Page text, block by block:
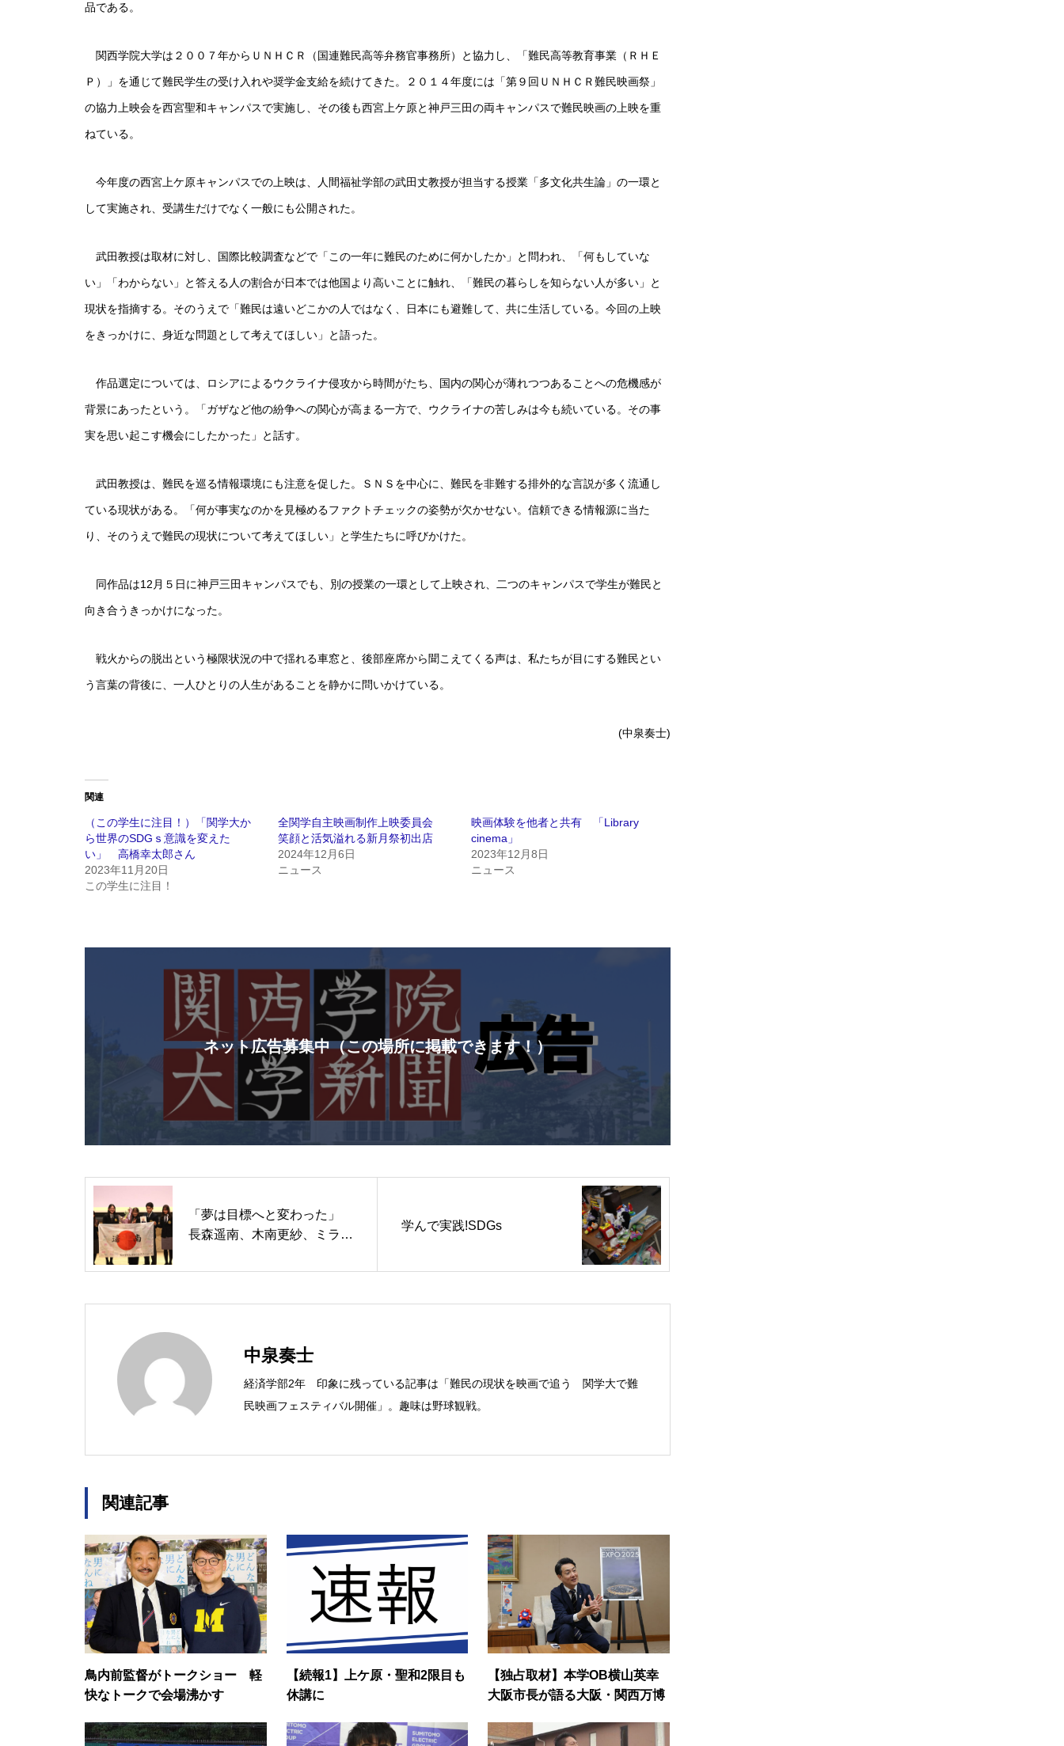
品である。
関西学院大学は２００７年からＵＮＨＣＲ（国連難民高等弁務官事務所）と協力し、「難民高等教育事業（ＲＨＥ
Ｐ）」を通じて難民学生の受け入れや奨学金支給を続けてきた。２０１４年度には「第９回ＵＮＨＣＲ難民映画祭」
の協力上映会を西宮聖和キャンパスで実施し、その後も西宮上ケ原と神戸三田の両キャンパスで難民映画の上映を重
ねている。
今年度の西宮上ケ原キャンパスでの上映は、人間福祉学部の武田丈教授が担当する授業「多文化共生論」の一環と
して実施され、受講生だけでなく一般にも公開された。
武田教授は取材に対し、国際比較調査などで「この一年に難民のために何かしたか」と問われ、「何もしていな
い」「わからない」と答える人の割合が日本では他国より高いことに触れ、「難民の暮らしを知らない人が多い」と
現状を指摘する。そのうえで「難民は遠いどこかの人ではなく、日本にも避難して、共に生活している。今回の上映
をきっかけに、身近な問題として考えてほしい」と語った。
作品選定については、ロシアによるウクライナ侵攻から時間がたち、国内の関心が薄れつつあることへの危機感が
背景にあったという。「ガザなど他の紛争への関心が高まる一方で、ウクライナの苦しみは今も続いている。その事
実を思い起こす機会にしたかった」と話す。
武田教授は、難民を巡る情報環境にも注意を促した。ＳＮＳを中心に、難民を非難する排外的な言説が多く流通し
ている現状がある。「何が事実なのかを見極めるファクトチェックの姿勢が欠かせない。信頼できる情報源に当た
り、そのうえで難民の現状について考えてほしい」と学生たちに呼びかけた。
同作品は12月５日に神戸三田キャンパスでも、別の授業の一環として上映され、二つのキャンパスで学生が難民と
向き合うきっかけになった。
戦火からの脱出という極限状況の中で揺れる車窓と、後部座席から聞こえてくる声は、私たちが目にする難民とい
う言葉の背後に、一人ひとりの人生があることを静かに問いかけている。
(中泉奏士)
関連
（この学生に注目！）「関学大か
ら世界のSDGｓ意識を変えた
い」 高橋幸太郎さん
2023年11月20日
この学生に注目！
全関学自主映画制作上映委員会
笑顔と活気溢れる新月祭初出店
2024年12月6日
ニュース
映画体験を他者と共有 「Library
cinema」
2023年12月8日
ニュース
ネット広告募集中（この場所に掲載できます！）
「夢は目標へと変わった」
長森遥南、木南更紗、ミラ
大で壮行会
学んで実践!SDGs
中泉奏士
経済学部2年 印象に残っている記事は「難民の現状を映画で追う 関学大で難
民映画フェスティバル開催」。趣味は野球観戦。
関連記事
鳥内前監督がトークショー 軽
快なトークで会場沸かす
【続報1】上ケ原・聖和2限目も
休講に
【独占取材】本学OB横山英幸
大阪市長が語る大阪・関西万博